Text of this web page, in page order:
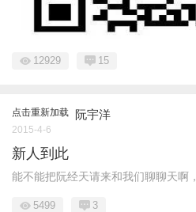
12929 15
点击重新加载 阮宇洋
2015-4-6
新人到此
能不能把阮经天请来和我们聊聊天啊，
5499 3